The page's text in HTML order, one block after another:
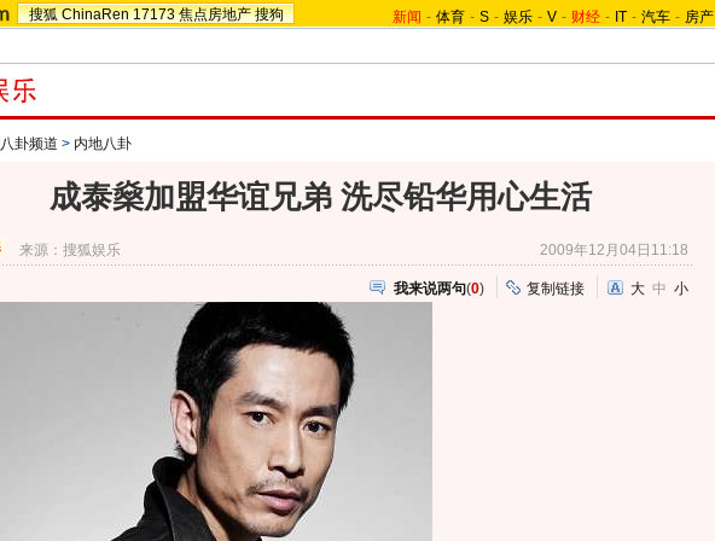
搜狐 ChinaRen 17173 焦点房地产 搜狗 新闻 - 体育 - S - 娱乐 - V - 财经 - IT - 汽车 - 房产
八卦频道 > 内地八卦
成泰燊加盟华谊兄弟 洗尽铅华用心生活
来源：搜狐娱乐 2009年12月04日11:18
我来说两句(0) 复制链接 大 中 小